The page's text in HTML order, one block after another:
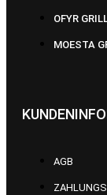
OFYR
MOESTA
AGB